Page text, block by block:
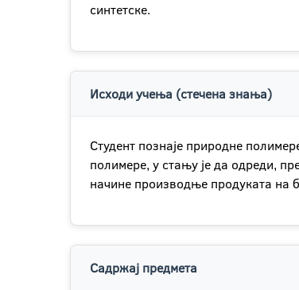
синтетске.
Исходи учења (стечена знања)
Студент познаје природне
полимере, у стању је да одреди,
начине производње продуката на
Садржај предмета